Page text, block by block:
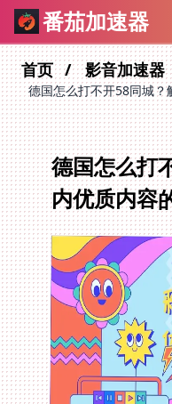
番茄加速器
首页 影音加速器
德国怎么打不开58同城
德国怎么打
内优质内容